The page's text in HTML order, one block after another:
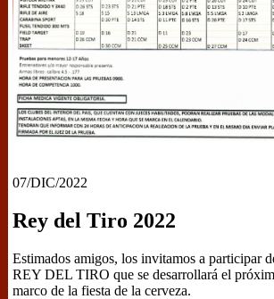
07/DIC/2022
Rey del Tiro 2022
Estimados amigos, los invitamos a participar
REY DEL TIRO que se desarrollará el
marco de la fiesta de la cerveza.